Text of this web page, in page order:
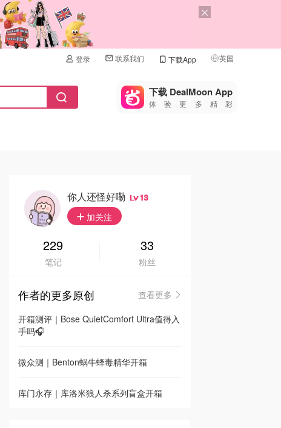
登录 联系我们 下载App 英国
🇺🇸
🇨🇳 中国
🇦🇺
🇳🇿新西兰
下载 DealMoon App
体验更多精彩
你人还怪好嘞 13
加关注
229
笔记
33
粉丝
作者的更多原创
查看更多
开箱测评｜Bose QuietComfort Ultra值得入
手吗🎧
微众测｜Benton蜗牛蜂毒精华开箱
库门永存｜库洛米狼人杀系列盲盒开箱